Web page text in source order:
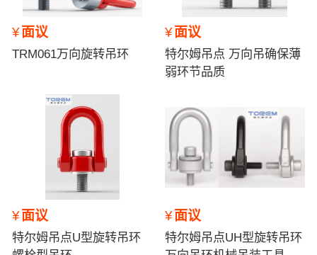
其更好的素能服务用户。
（以上文字、图片及如涉价格信息仅供参考，图片、
内容信息版权著作权和解释权归特尔姆吊点公司）
¥面议
TRM061万向旋转吊环
¥ 面议
特尔姆吊点 万向吊确保薄
弱环节品质
¥面议
特尔姆吊点U型旋转吊环
¥面议
特尔姆吊点UH型旋转吊环